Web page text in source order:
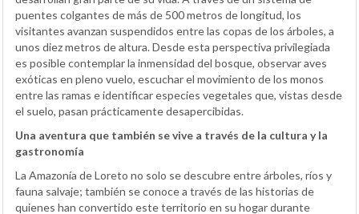
puentes colgantes de más de 500 metros de longitud, los
visitantes avanzan suspendidos entre las copas de los árboles, a
unos diez metros de altura. Desde esta perspectiva privilegiada
es posible contemplar la inmensidad del bosque, observar aves
exóticas en pleno vuelo, escuchar el movimiento de los monos
entre las ramas e identificar especies vegetales que, vistas desde
el suelo, pasan prácticamente desapercibidas.
Una aventura que también se vive a través de la cultura y la
gastronomía
La Amazonía de Loreto no solo se descubre entre árboles, ríos y
fauna salvaje; también se conoce a través de las historias de
quienes han convertido este territorio en su hogar durante